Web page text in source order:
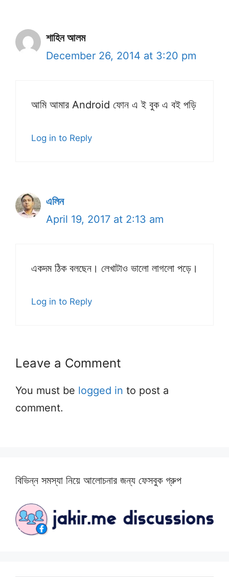
শাহিন আলম
December 26, 2014 at 3:20 pm
আমি আমার Android ফোন এ ই বুক এ বই পড়ি
Log in to Reply
এলিন
April 19, 2017 at 2:13 am
একদম ঠিক বলছেন। লেখাটাও ভালো লাগলো পড়ে।
Log in to Reply
Leave a Comment
You must be logged in to post a
comment.
বিভিন্ন সমস্যা নিয়ে আলোচনার জন্য ফেসবুক গ্রুপ